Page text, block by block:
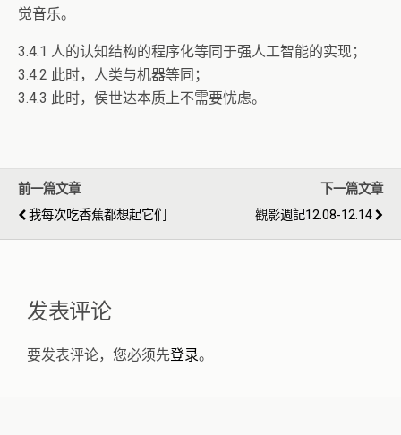
觉音乐。
3.4.1 人的认知结构的程序化等同于强人工智能的实现；
3.4.2 此时，人类与机器等同；
3.4.3 此时，侯世达本质上不需要忧虑。
前一篇文章
我每次吃香蕉都想起它们
下一篇文章
觀影週記12.08-12.14
发表评论
要发表评论，您必须先登录。